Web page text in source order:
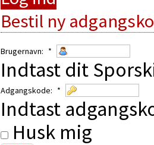
Bestil ny
Brugernavn: *
Indtast dit
Adgangskode: *
Indtast
Husk mig